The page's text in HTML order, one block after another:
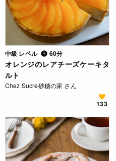
中級 レベル 60分
オレンジのレアチーズケーキタ
ルト
Chez Sucre砂糖の家 さん
133